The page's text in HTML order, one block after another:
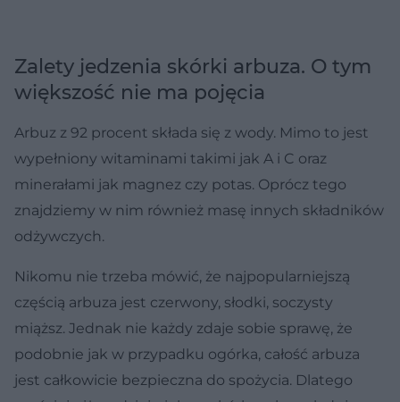
Zalety jedzenia skórki arbuza. O tym
większość nie ma pojęcia
Arbuz z 92 procent składa się z wody. Mimo to jest
wypełniony witaminami takimi jak A i C oraz
minerałami jak magnez czy potas. Oprócz tego
znajdziemy w nim również masę innych składników
odżywczych.
Nikomu nie trzeba mówić, że najpopularniejszą
częścią arbuza jest czerwony, słodki, soczysty
miąższ. Jednak nie każdy zdaje sobie sprawę, że
podobnie jak w przypadku ogórka, całość arbuza
jest całkowicie bezpieczna do spożycia. Dlatego